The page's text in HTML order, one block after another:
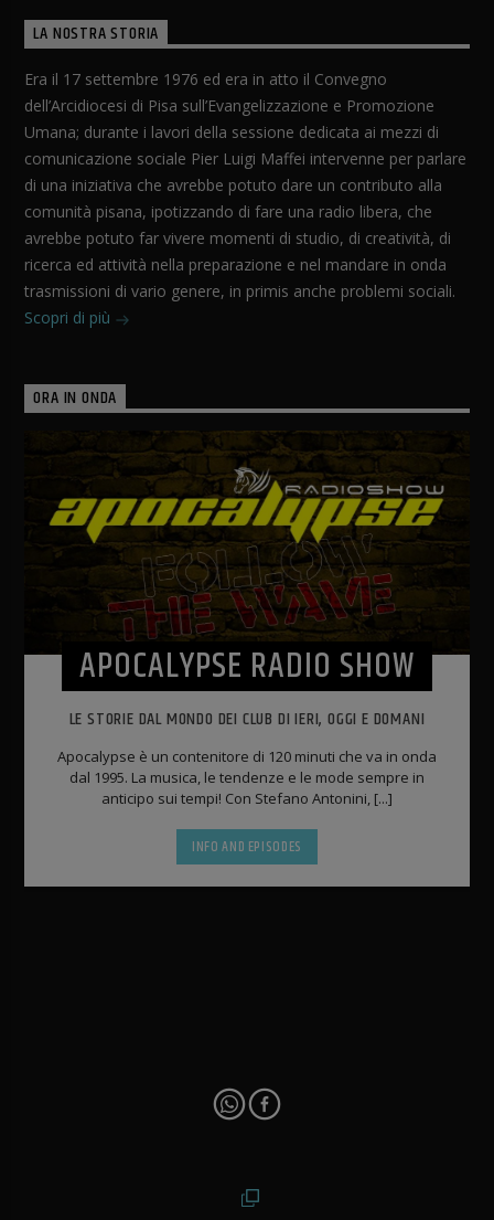
LA NOSTRA STORIA
Era il 17 settembre 1976 ed era in atto il Convegno
dell’Arcidiocesi di Pisa sull’Evangelizzazione e Promozione
Umana; durante i lavori della sessione dedicata ai mezzi di
comunicazione sociale Pier Luigi Maffei intervenne per parlare
di una iniziativa che avrebbe potuto dare un contributo alla
comunità pisana, ipotizzando di fare una radio libera, che
avrebbe potuto far vivere momenti di studio, di creatività, di
ricerca ed attività nella preparazione e nel mandare in onda
trasmissioni di vario genere, in primis anche problemi sociali.
Scopri di più
ORA IN ONDA
APOCALYPSE RADIO SHOW
LE STORIE DAL MONDO DEI CLUB DI IERI, OGGI E DOMANI
Apocalypse è un contenitore di 120 minuti che va in onda
dal 1995. La musica, le tendenze e le mode sempre in
anticipo sui tempi! Con Stefano Antonini, [...]
INFO AND EPISODES